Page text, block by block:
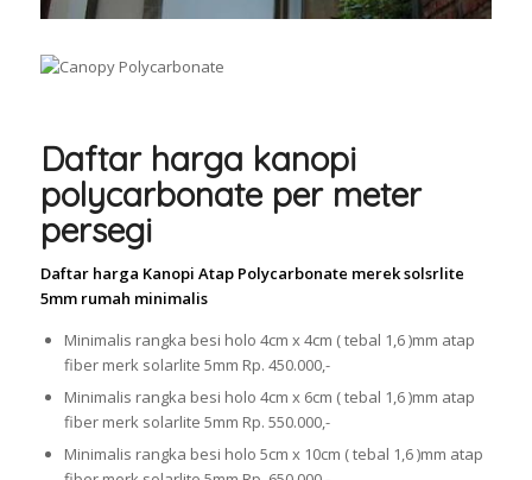
Daftar harga kanopi
polycarbonate per meter
persegi
Daftar harga Kanopi Atap Polycarbonate merek solsrlite
5mm rumah minimalis
Minimalis rangka besi holo 4cm x 4cm ( tebal 1,6 )mm atap
fiber merk solarlite 5mm Rp. 450.000,-
Minimalis rangka besi holo 4cm x 6cm ( tebal 1,6 )mm atap
fiber merk solarlite 5mm Rp. 550.000,-
Minimalis rangka besi holo 5cm x 10cm ( tebal 1,6 )mm atap